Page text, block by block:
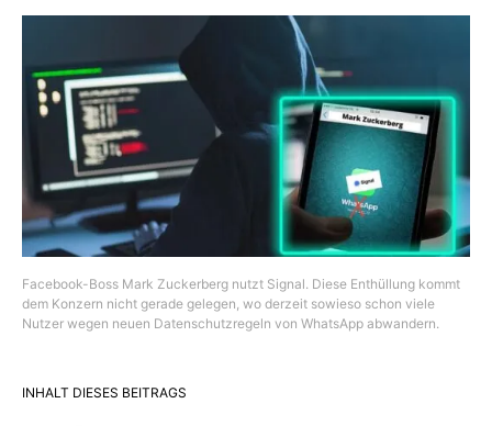
Facebook-Boss Mark Zuckerberg nutzt Signal. Diese Enthüllung kommt
dem Konzern nicht gerade gelegen, wo derzeit sowieso schon viele
Nutzer wegen neuen Datenschutzregeln von WhatsApp abwandern.
INHALT DIESES BEITRAGS